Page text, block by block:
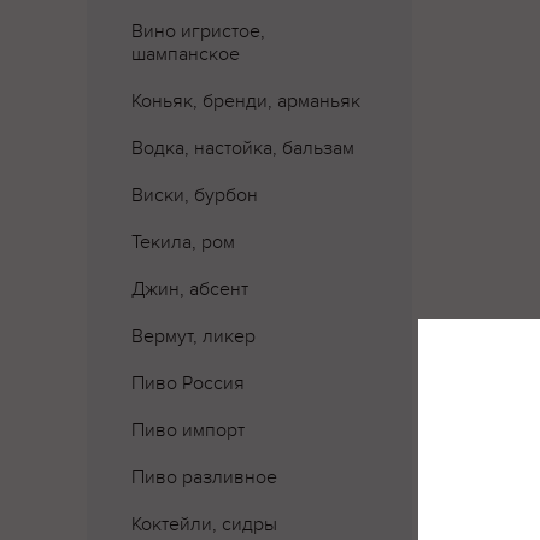
Вино игристое,
шампанское
Коньяк, бренди, арманьяк
Водка, настойка, бальзам
Виски, бурбон
Текила, ром
Джин, абсент
Вермут, ликер
Пиво Россия
Пиво импорт
Пиво разливное
Коктейли, сидры